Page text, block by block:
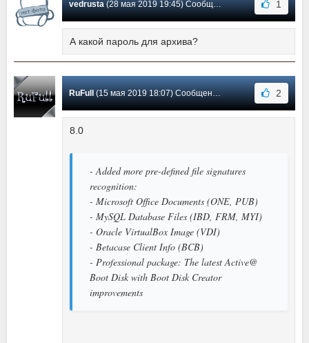
vedrusta(28 мая 2019 19:45) Сообщение #16 1
А какой пароль для архива?
RuFull(15 мая 2019 18:07) Сообщение #15 2
8.0
- Added more pre-defined file signatures
recognition:
- Microsoft Office Documents (ONE, PUB)
- MySQL Database Files (IBD, FRM, MYI)
- Oracle VirtualBox Image (VDI)
- Betacase Client Info (BCB)
- Professional package: The latest Active@
Boot Disk with Boot Disk Creator
improvements